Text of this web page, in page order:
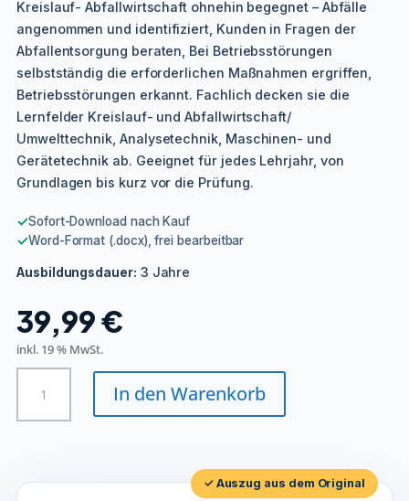
Kreislauf- Abfallwirtschaft ohnehin begegnet – Abfälle
angenommen und identifiziert, Kunden in Fragen der
Abfallentsorgung beraten, Bei Betriebsstörungen
selbstständig die erforderlichen Maßnahmen ergriffen,
Betriebsstörungen erkannt. Fachlich decken sie die
Lernfelder Kreislauf- und Abfallwirtschaft/
Umwelttechnik, Analysetechnik, Maschinen- und
Gerätetechnik ab. Geeignet für jedes Lehrjahr, von
Grundlagen bis kurz vor die Prüfung.
✓Sofort-Download nach Kauf
✓Word-Format (.docx), frei bearbeitbar
Ausbildungsdauer: 3 Jahre
39,99€
inkl. 19 % MwSt.
Kreislauf-
In den Warenkorb
✓ Auszug aus dem Original